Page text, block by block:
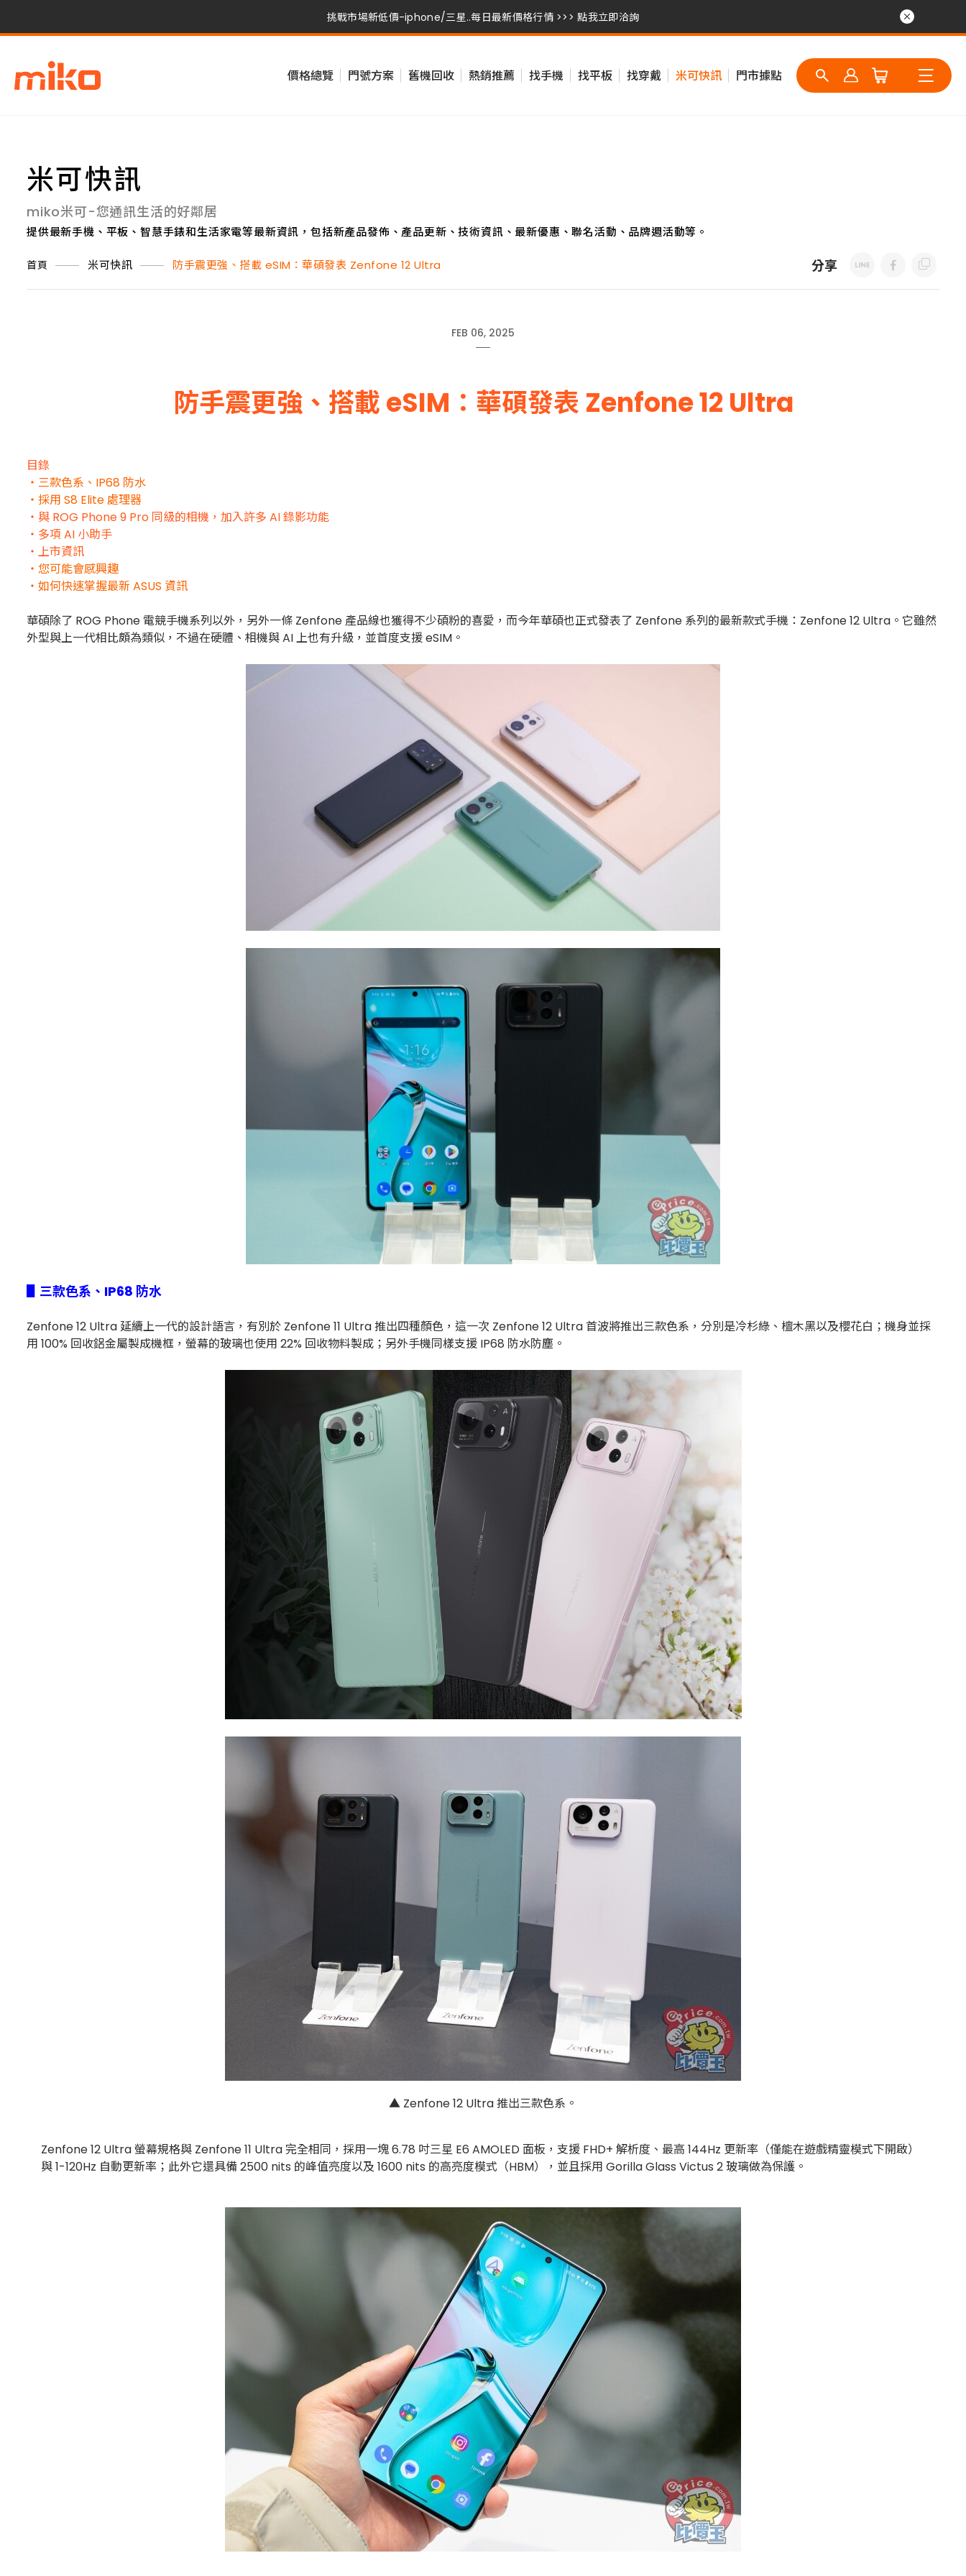
挑戰市場新低價-iphone/三星..每日最新價格行情 >>> 點我立即洽詢
挑戰市場新低價-iphone/三星..每日最新價格行情 >>> 點我立即洽詢
價格總覽 門號方案 舊機回收 熱銷推薦 找手機 找平板 找穿戴 米可快訊 門市據點
米可快訊
miko米可-您通訊生活的好鄰居
提供最新手機、平板、智慧手錶和生活家電等最新資訊，包括新產品發佈、產品更新、技術資訊、最新優惠、聯名活動、品牌週活動等。
首頁 米可快訊 防手震更強、搭載 eSIM：華碩發表 Zenfone 12 Ultra 分享
FEB 06, 2025
防手震更強、搭載 eSIM：華碩發表 Zenfone 12 Ultra
目錄
・三款色系、IP68 防水
・採用 S8 Elite 處理器
・與 ROG Phone 9 Pro 同級的相機，加入許多 AI 錄影功能
・多項 AI 小助手
・上市資訊
・您可能會感興趣
・如何快速掌握最新 ASUS 資訊
華碩除了 ROG Phone 電競手機系列以外，另外一條 Zenfone 產品線也獲得不少碩粉的喜愛，而今年華碩也正式發表了 Zenfone 系列的最新款式手機：Zenfone 12 Ultra。它雖然
外型與上一代相比頗為類似，不過在硬體、相機與 AI 上也有升級，並首度支援 eSIM。
▋三款色系、IP68 防水
Zenfone 12 Ultra 延續上一代的設計語言，有別於 Zenfone 11 Ultra 推出四種顏色，這一次 Zenfone 12 Ultra 首波將推出三款色系，分別是冷杉綠、檀木黑以及櫻花白；機身並採
用 100% 回收鋁金屬製成機框，螢幕的玻璃也使用 22% 回收物料製成；另外手機同樣支援 IP68 防水防塵。
▲ Zenfone 12 Ultra 推出三款色系。
Zenfone 12 Ultra 螢幕規格與 Zenfone 11 Ultra 完全相同，採用一塊 6.78 吋三星 E6 AMOLED 面板，支援 FHD+ 解析度、最高 144Hz 更新率（僅能在遊戲精靈模式下開啟）
與 1-120Hz 自動更新率；此外它還具備 2500 nits 的峰值亮度以及 1600 nits 的高亮度模式（HBM），並且採用 Gorilla Glass Victus 2 玻璃做為保護。